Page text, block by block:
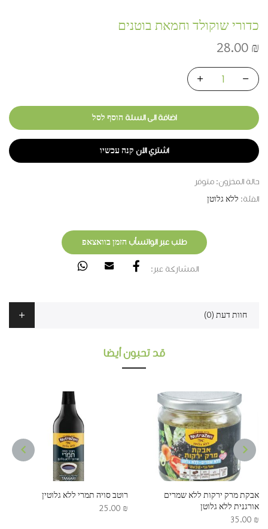
כדורי שוקולד וחמאת בוטנים
28.00 ₪
اضافة الى السلة הוסף לסל
اشتري الان קנה עכשיו
حالة المخزون: متوفر
الفئة: ללא גלוטן
طلب عبر الواتسأب הזמן בוואצאפ
المشاركة عبر:
חוות דעת (0)
قد تحبون أيضا
PREVIOUS
אבקת מרק ירקות ללא שמרים
אורגנית ללא גלוטן
35.00 ₪
רוטב סויה תמרי ללא גלוטין
25.00 ₪